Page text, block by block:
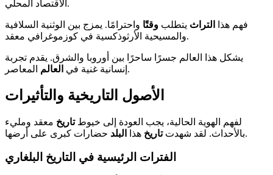
الاقتصاد المحلي.
فهم هذا التراث يتطلب وقتًا واحترامًا. يمزج بين الوثنية السلافية
والمسيحية الأرثوذكسية في كوزموغرافي معقد.
يشكل هذا العالم جسرًا ساحرًا بين أوروبا والشرق. يقدم تجربة
إنسانية غنية في العالم المعاصر.
الأصول التاريخية والتأثيرات
لفهم الهوية الحالية، يجب العودة إلى خيوطتاريخ معقد ومليء
بالأحداث. لقد شهدتتاريخ هذا البلد حضارات كبرى على أرضها.
الفترات الرئيسية في التاريخ البلغاري